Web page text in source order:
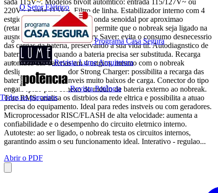
O Setor Elétrico
Programa Casa Segura
Revista Lume Arquitetura
Revista Potência
Todos os parceiros
220V~ e sada 115V~. Filtro de linha. Estabilizador interno com 4
estgios de regulao. Forma de onda senoidal por aproximao
(retangular PWM). DC Start: permite que o nobreak seja ligado na
ausncia de rede eltrica. Battery Saver: evita o consumo desnecessrio
das cargas da bateria, preservando a sua vida til. Autodiagnstico de
bateria: informa quando a bateria precisa ser substituda. Recarga
automtica das baterias em 4 estgios, mesmo com o nobreak
desligado. Recarregador Strong Charger: possibilita a recarga das
baterias mesmo com nveis muito baixos de carga. Conector do tipo
engate rpido para conexo do mdulo de bateria externo ao nobreak.
True RMS: analisa os distrbios da rede eltrica e possibilita a atuao
precisa do equipamento. Ideal para redes instveis ou com geradores.
Microprocessador RISC/FLASH de alta velocidade: aumenta a
confiabilidade e o desempenho do circuito eletrnico interno.
Autoteste: ao ser ligado, o nobreak testa os circuitos internos,
garantindo assim o seu funcionamento ideal. Interativo - regulao...
Abrir o PDF